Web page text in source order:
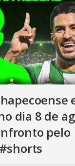
dia 8 de
pelo